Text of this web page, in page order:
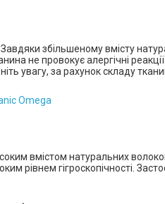
збільшеному вмісту
не провокує алергічні
увагу, за рахунок складу
вмістом натуральних
рівнем гігроскопічності.